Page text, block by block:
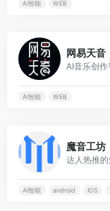
AI智能 WEB
网易天音
AI音乐创作
AI智能 WEB
魔音工坊
达人热推
AI智能 android IOS